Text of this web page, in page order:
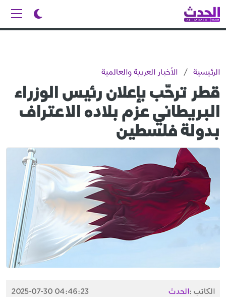
الرئيسية / الأخبار العربية والعالمية
قطر ترحّب بإعلان رئيس الوزراء
البريطاني عزم بلاده الاعتراف
بدولة فلسطين
الكاتب :الحدث 2025-07-30 04:46:23